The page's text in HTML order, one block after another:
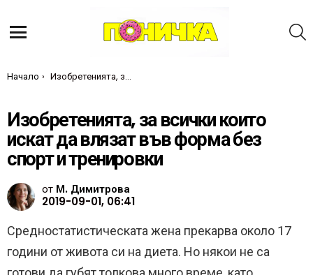
Ти си тук:
Начало Изобретенията, за всички които искат да влязат във форма без спорт и тренировки
Изобретенията, за всички които
искат да влязат във форма без
спорт и тренировки
от М. Димитрова
2019-09-01, 06:41
Средностатистическата жена прекарва около 17
години от живота си на диета. Но някои не са